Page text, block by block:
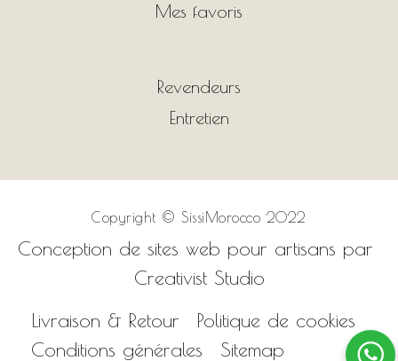
Mes favoris
Revendeurs
Entretien
Copyright ©SissiMorocco 2022
Conception de sites web pour artisans par
Creativist Studio
Livraison & Retour
Politique de cookies
Conditions générales
Sitemap